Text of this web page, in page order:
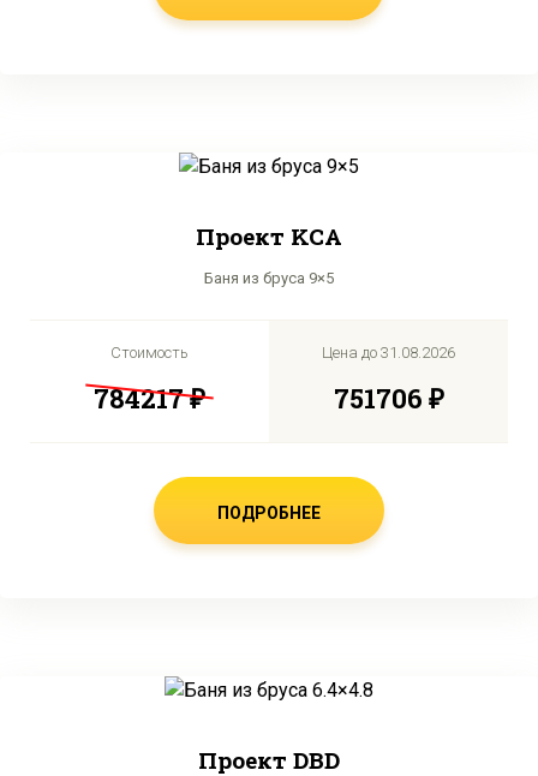
Проект KCA
Баня из бруса 9×5
Стоимость
784217 ₽
Цена до 31.08.2026
751706 ₽
ПОДРОБНЕЕ
Проект DBD